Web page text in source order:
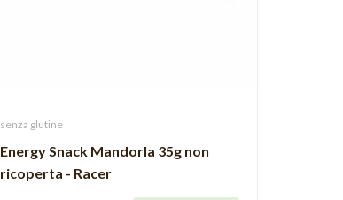
senza glutine
Energy Snack Mandorla 35g non
ricoperta - Racer